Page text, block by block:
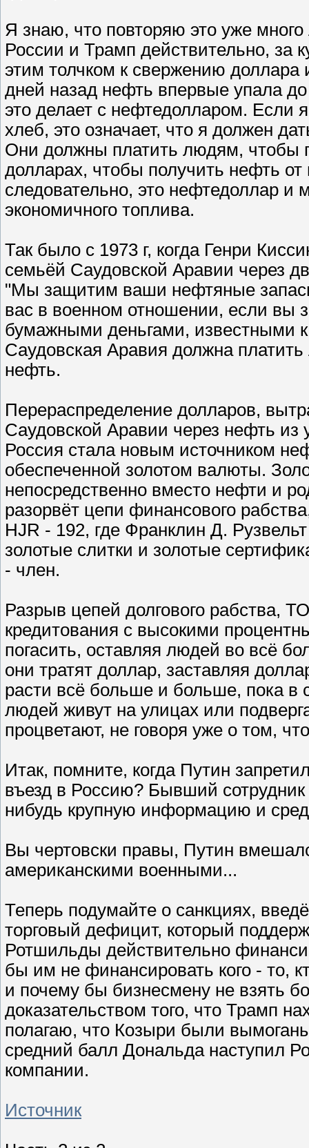
Я знаю, что повторяю это уже
России и Трамп действительно, за
этим толчком к свержению доллара
дней назад нефть впервые упала
это делает с нефтедолларом. Если
хлеб, это означает, что я должен
Они должны платить людям, чтобы
долларах, чтобы получить нефть
следовательно, это нефтедоллар
экономичного топлива.
Так было с 1973 г, когда Генри
семьёй Саудовской Аравии через
"Мы защитим ваши нефтяные
вас в военном отношении, если вы
бумажными деньгами, известными
Саудовская Аравия должна
нефть.
Перераспределение долларов,
Саудовской Аравии через нефть из
Россия стала новым источником
обеспеченной золотом валюты.
непосредственно вместо нефти и
разорвёт цепи финансового
HJR - 192, где Франклин Д.
золотые слитки и золотые
- член.
Разрыв цепей долгового рабства,
кредитования с высокими
погасить, оставляя людей во всё
они тратят доллар, заставляя
расти всё больше и больше, пока
людей живут на улицах или
процветают, не говоря уже о том,
Итак, помните, когда Путин
въезд в Россию? Бывший
нибудь крупную информацию и
Вы чертовски правы, Путин
американскими военными...
Теперь подумайте о санкциях,
торговый дефицит, который
Ротшильды действительно
бы им не финансировать кого - то,
и почему бы бизнесмену не взять
доказательством того, что Трамп
полагаю, что Козыри были
средний балл Дональда наступил
компании.
Источник